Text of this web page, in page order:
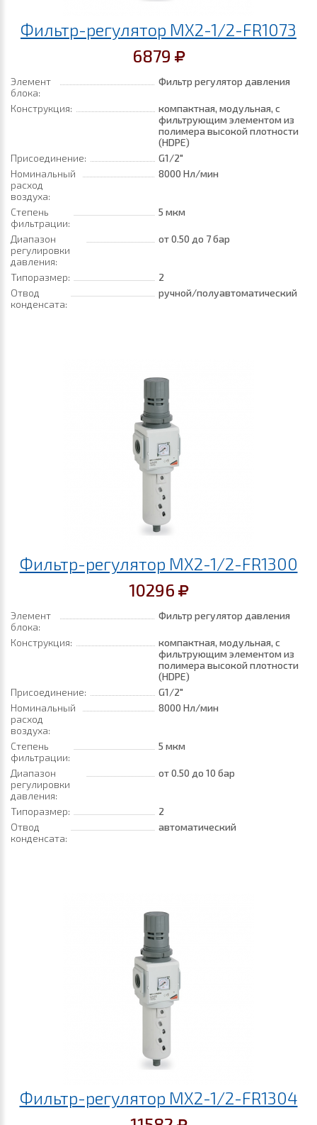
Фильтр-регулятор MX2-1/2-FR1073
6879
Элемент
блока:
Фильтр регулятор давления
Конструкция:
компактная, модульная, с
фильтрующим элементом из
полимера высокой плотности
(HDPE)
Присоединение:
G1/2"
Номинальный
расход
воздуха:
8000 Нл/мин
Степень
фильтрации:
5 мкм
Диапазон
регулировки
давления:
от 0.50 до 7 бар
Типоразмер:
2
Отвод
конденсата:
ручной/полуавтоматический
Фильтр-регулятор MX2-1/2-FR1300
10296
Элемент
блока:
Фильтр регулятор давления
Конструкция:
компактная, модульная, с
фильтрующим элементом из
полимера высокой плотности
(HDPE)
Присоединение:
G1/2"
Номинальный
расход
воздуха:
8000 Нл/мин
Степень
фильтрации:
5 мкм
Диапазон
регулировки
давления:
от 0.50 до 10 бар
Типоразмер:
2
Отвод
конденсата:
автоматический
Фильтр-регулятор MX2-1/2-FR1304